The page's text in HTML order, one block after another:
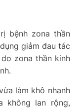
bệnh zona thần
giảm đau tác
zona thần kinh
làm khô nhanh
không lan rộng,